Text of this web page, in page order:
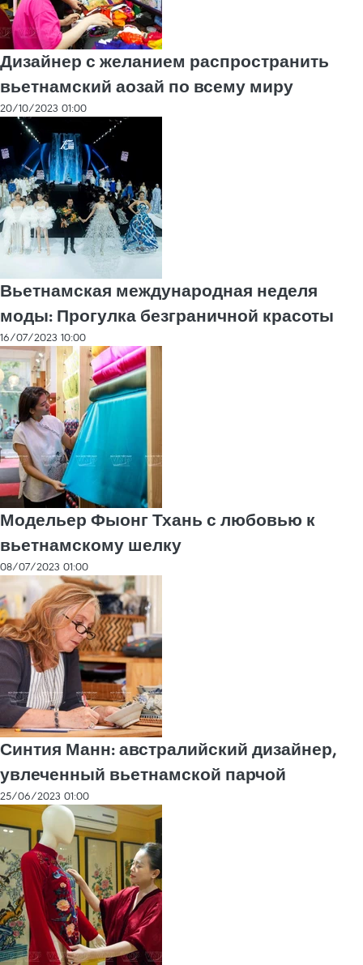
Дизайнер с желанием распространить
вьетнамский аозай по всему миру
20/10/2023 01:00
Вьетнамская международная неделя
моды: Прогулка безграничной красоты
16/07/2023 10:00
Модельер Фыонг Тхань с любовью к
вьетнамскому шелку
08/07/2023 01:00
Синтия Манн: австралийский дизайнер,
увлеченный вьетнамской парчой
25/06/2023 01:00